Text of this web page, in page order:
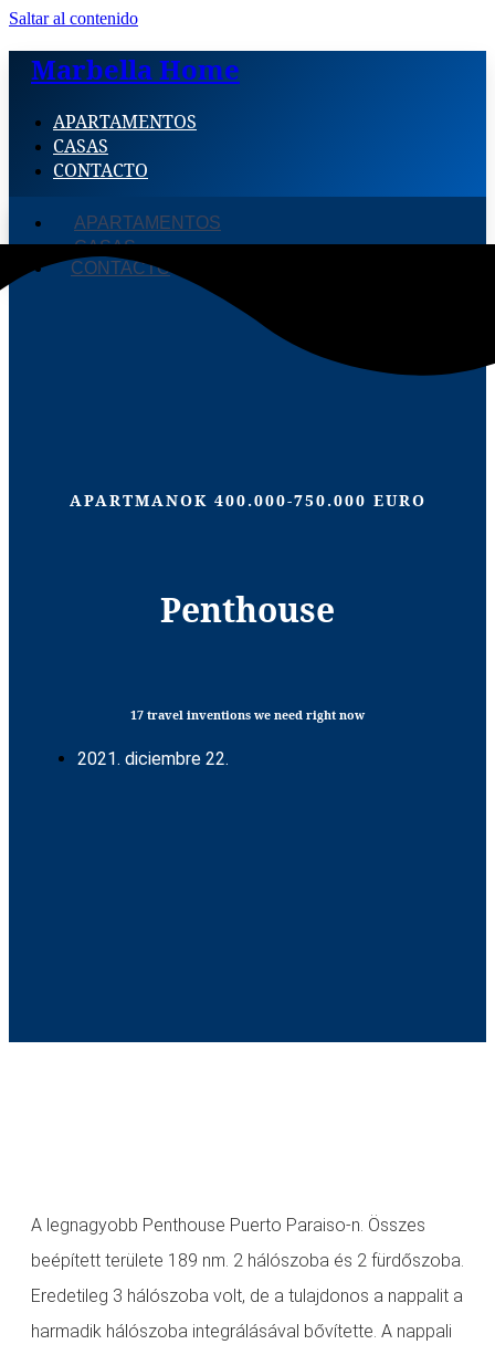
Saltar al contenido
Marbella Home
APARTAMENTOS
CASAS
CONTACTO
APARTAMENTOS
CASAS
CONTACTO
APARTMANOK 400.000-750.000 EURO
Penthouse
17 travel inventions we need right now
2021. diciembre 22.
A legnagyobb Penthouse Puerto Paraiso-n. Összes
beépített területe 189 nm. 2 hálószoba és 2 fürdőszoba.
Eredetileg 3 hálószoba volt, de a tulajdonos a nappalit a
harmadik hálószoba integrálásával bővítette. A nappali